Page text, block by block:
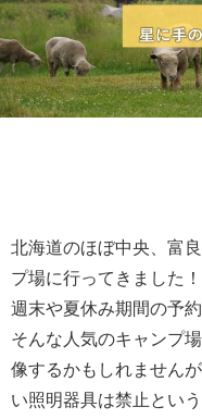
北海道のほぼ中央、富
プ場に行ってきました！
週末や夏休み期間の予
そんな人気のキャンプ
像するかもしれません
い照明器具は禁止とい